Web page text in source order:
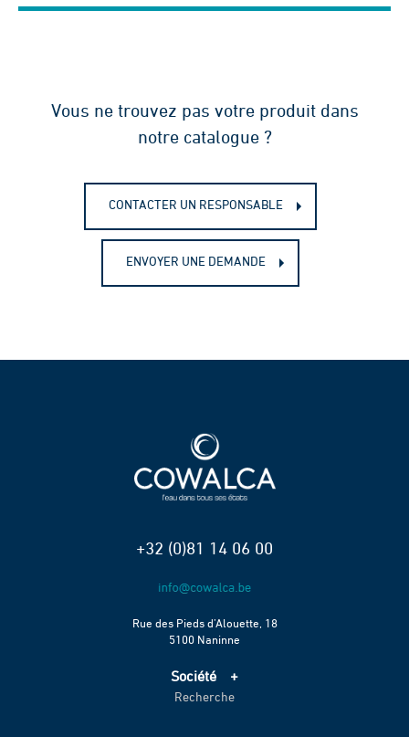
Vous ne trouvez pas votre produit dans
notre catalogue ?
CONTACTER UN RESPONSABLE
ENVOYER UNE DEMANDE
+32 (0)81 14 06 00
Rue des Pieds d’Alouette, 18
5100 Naninne
Société
Accueil
Recherche